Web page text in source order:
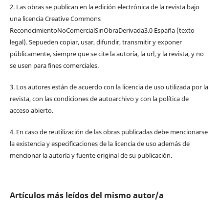
2. Las obras se publican en la edición electrónica de la revista bajo
una licencia Creative Commons
ReconocimientoNoComercialSinObraDerivada3.0 España (texto
legal). Sepueden copiar, usar, difundir, transmitir y exponer
públicamente, siempre que se cite la autoría, la url, y la revista, y no
se usen para fines comerciales.
3. Los autores están de acuerdo con la licencia de uso utilizada por la
revista, con las condiciones de autoarchivo y con la política de
acceso abierto.
4. En caso de reutilización de las obras publicadas debe mencionarse
la existencia y especificaciones de la licencia de uso además de
mencionar la autoría y fuente original de su publicación.
Artículos más leídos del mismo autor/a